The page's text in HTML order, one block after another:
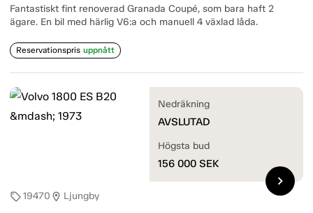
Fantastiskt fint renoverad Granada Coupé, som bara haft 2
ägare. En bil med härlig V6:a och manuell 4 växlad låda.
Reservationspris uppnått
sell19470 location_on Ljungby
Nedräkning
AVSLUTAD
Högsta bud
156 000 SEK
chevron_right